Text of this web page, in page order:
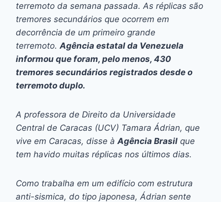
terremoto da semana passada. As réplicas são
tremores secundários que ocorrem em
decorrência de um primeiro grande
terremoto. Agência estatal da Venezuela
informou que foram, pelo menos, 430
tremores secundários registrados desde o
terremoto duplo.
A professora de Direito da Universidade
Central de Caracas (UCV) Tamara Ádrian, que
vive em Caracas, disse à Agência Brasil que
tem havido muitas réplicas nos últimos dias.
Como trabalha em um edifício com estrutura
anti-sismica, do tipo japonesa, Ádrian sente